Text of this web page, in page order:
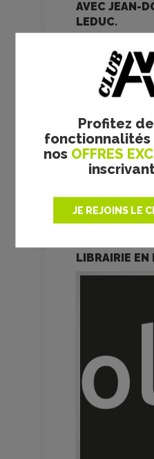
Profitez
fonctionnalités
nos OFFRES
JE REJOINS LE
AVEC JEAN-
LEDUC.
LIBRAIRIE